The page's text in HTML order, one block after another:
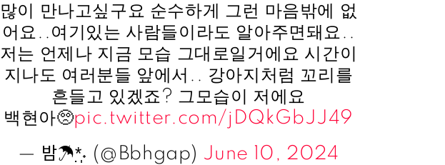
많이 만나고싶구요 순수하게 그런 마음밖에 없
어요..여기있는 사람들이라도 알아주면돼요..
저는 언제나 지금 모습 그대로일거에요 시간이
지나도 여러분들 앞에서.. 강아지처럼 꼬리를
흔들고 있겠죠? 그모습이 저에요
백현아🥺pic.twitter.com/jDQkGbJJ49
— 밤☂︎*̣̩˖ (@Bbhgap) June 10, 2024